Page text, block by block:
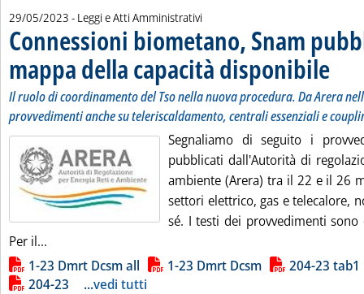
29/05/2023 - Leggi e Atti Amministrativi
Connessioni biometano, Snam
mappa della capacità disponibile
Il ruolo di coordinamento del Tso nella nuova procedura. Da Arera
provvedimenti anche su teleriscaldamento, centrali essenziali e
Segnaliamo di seguito i
pubblicati dall'Autorità di
ambiente (Arera) tra il 22 e il 26
settori elettrico, gas e telecalore,
sé. I testi dei provvedimenti
Per il...
Lista allegati PDF alla notizia
1-23 Dmrt Dcsm all 1-23 Dmrt Dcsm
204-23 tab1
204-23
...vedi tutti